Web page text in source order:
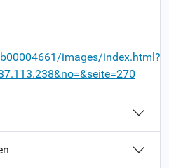
images/index.html?